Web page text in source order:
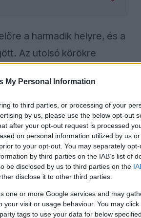
My Personal Information
to third parties, or processing of your
by us, please use the below opt-out
after your opt-out request is processed
on personal information utilized by us
to your opt-out. You may separately
by third parties on the IAB’s list of
be disclosed by us to third parties on the
disclose it to other third parties.
one or more Google services and may
your visit or usage behaviour. You may
tags to use your data for below
a harmadik helyre, és a
Az utolsó körökre
Sainz megpördülése
elmúlt hat verseny
„Nem igazán” – felelte a
hogy a biztonsági autó
néha veszítesz. Ilyen a